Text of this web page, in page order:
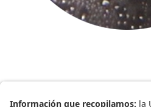
TAGS:
Caprichos caleidoscópicos